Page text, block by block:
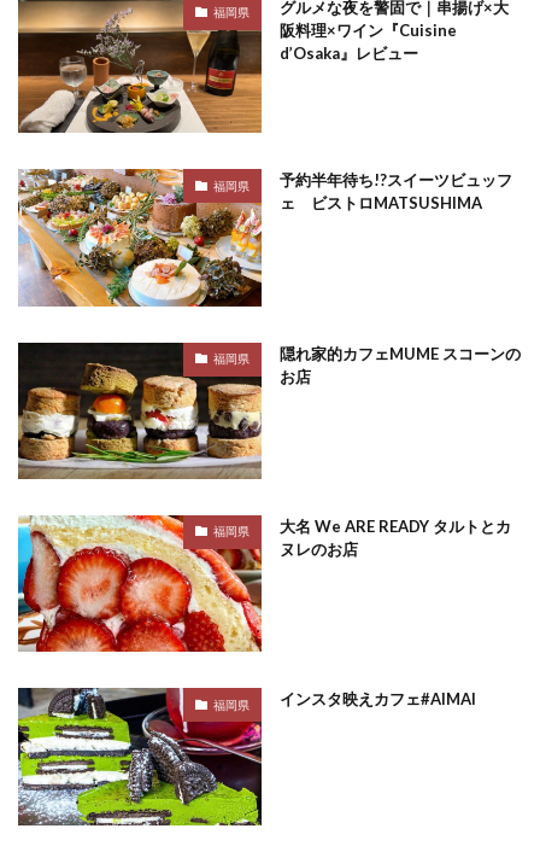
福岡県
グルメな夜を警固で｜串揚げ×大
阪料理×ワイン『Cuisine
d’Osaka』レビュー
福岡県
予約半年待ち!?スイーツビュッフ
ェ ビストロMATSUSHIMA
福岡県
隠れ家的カフェMUME スコーンの
お店
福岡県
大名 We ARE READY タルトとカ
ヌレのお店
福岡県 インスタ映えカフェ#AIMAI